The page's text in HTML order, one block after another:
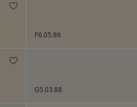
F6.05.86
G5.03.88